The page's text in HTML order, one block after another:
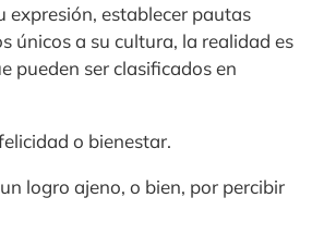
expresión, establecer pautas
únicos a su cultura, la realidad es
pueden ser clasificados en
o bienestar.
logro ajeno, o bien, por percibir